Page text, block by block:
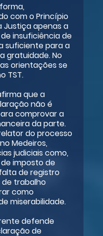
com o Princípio
Justiça apenas a
insuficiência de
suficiente para a
gratuidade. No
orientações se
TST.
que a
não é
comprovar a
da parte.
do processo
Medeiros,
judiciais como,
imposto de
de registro
trabalho
como
miserabilidade.
defende
de